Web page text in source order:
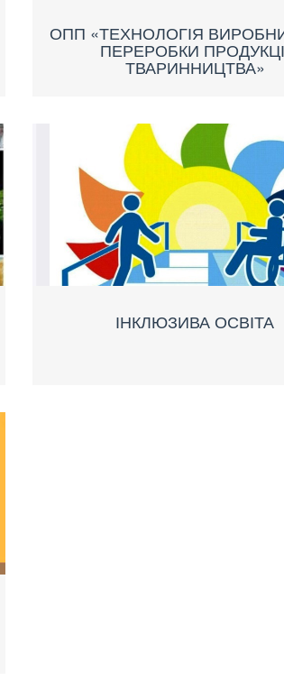
ОПП «ТЕХНОЛОГІЯ
ПЕРЕРОБКИ
ТВАРИННИЦТВА»
ІНКЛЮЗИВА ОСВІТА